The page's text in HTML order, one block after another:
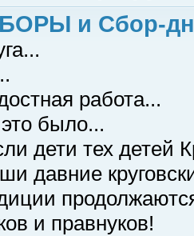
и Сбор-
работа...
было...
дети тех детей
давние
и правнуков!